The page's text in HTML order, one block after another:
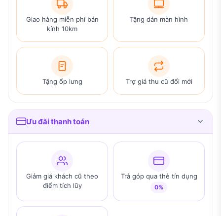
Giao hàng miễn phí bán
kính 10km
Tặng dán màn hình
Tặng ốp lưng Trợ giá thu cũ đổi mới
Ưu đãi thanh toán
Giảm giá khách cũ theo
điểm tích lũy
Trả góp qua thẻ tín dụng
0%